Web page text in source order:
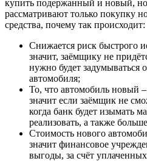
купить подержанный и новый,
рассматривают только покупку
средства, почему так происходит:
Снижается риск быстрого
значит, заёмщику не
нужно будет задумываться
автомобиля;
То, что автомобиль новый
значит если заёмщик не
когда банк будет изымать
реализовать, а также
Стоимость нового
значит финансовое
выгоды, за счёт